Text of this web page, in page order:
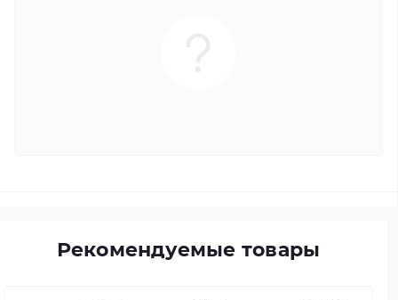
Рекомендуемые товары